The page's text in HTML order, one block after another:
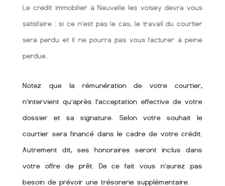
Le crédit immobilier à Neuvelle les voisey devra vous
satisfaire : si ce n’est pas le cas, le travail du courtier
sera perdu et il ne pourra pas vous facturer à peine
perdue.
Notez que la rémunération de votre courtier,
n’intervient qu’après l’acceptation effective de votre
dossier et sa signature. Selon votre souhait le
courtier sera financé dans le cadre de votre crédit.
Autrement dit, ses honoraires seront inclus dans
votre offre de prêt. De ce fait vous n’aurez pas
besoin de prévoir une trésorerie supplémentaire.